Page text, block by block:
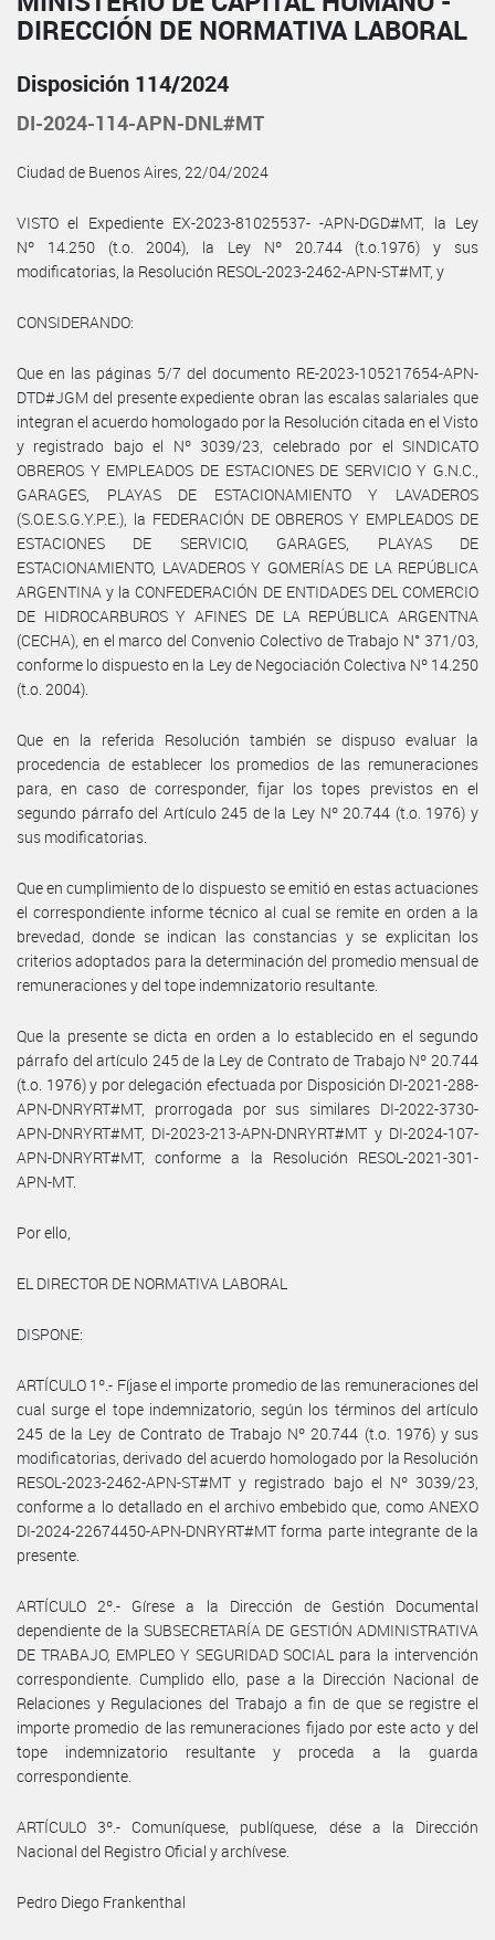
DIRECCIÓN DE NORMATIVA LABORAL
Disposición 114/2024
DI-2024-114-APN-DNL#MT
Ciudad de Buenos Aires, 22/04/2024
VISTO el Expediente EX-2023-81025537- -APN-DGD#MT, la Ley
Nº 14.250 (t.o. 2004), la Ley Nº 20.744 (t.o.1976) y sus
modificatorias, la Resolución RESOL-2023-2462-APN-ST#MT, y
CONSIDERANDO:
Que en las páginas 5/7 del documento RE-2023-105217654-APN-
DTD#JGM del presente expediente obran las escalas salariales que
integran el acuerdo homologado por la Resolución citada en el Visto
y registrado bajo el Nº 3039/23, celebrado por el SINDICATO
OBREROS Y EMPLEADOS DE ESTACIONES DE SERVICIO Y G.N.C.,
GARAGES, PLAYAS DE ESTACIONAMIENTO Y LAVADEROS
(S.O.E.S.G.Y.P.E.), la FEDERACIÓN DE OBREROS Y EMPLEADOS DE
ESTACIONES DE SERVICIO, GARAGES, PLAYAS DE
ESTACIONAMIENTO, LAVADEROS Y GOMERÍAS DE LA REPÚBLICA
ARGENTINA y la CONFEDERACIÓN DE ENTIDADES DEL COMERCIO
DE HIDROCARBUROS Y AFINES DE LA REPÚBLICA ARGENTNA
(CECHA), en el marco del Convenio Colectivo de Trabajo N° 371/03,
conforme lo dispuesto en la Ley de Negociación Colectiva Nº 14.250
(t.o. 2004).
Que en la referida Resolución también se dispuso evaluar la
procedencia de establecer los promedios de las remuneraciones
para, en caso de corresponder, fijar los topes previstos en el
segundo párrafo del Artículo 245 de la Ley Nº 20.744 (t.o. 1976) y
sus modificatorias.
Que en cumplimiento de lo dispuesto se emitió en estas actuaciones
el correspondiente informe técnico al cual se remite en orden a la
brevedad, donde se indican las constancias y se explicitan los
criterios adoptados para la determinación del promedio mensual de
remuneraciones y del tope indemnizatorio resultante.
Que la presente se dicta en orden a lo establecido en el segundo
párrafo del artículo 245 de la Ley de Contrato de Trabajo Nº 20.744
(t.o. 1976) y por delegación efectuada por Disposición DI-2021-288-
APN-DNRYRT#MT, prorrogada por sus similares DI-2022-3730-
APN-DNRYRT#MT, DI-2023-213-APN-DNRYRT#MT y DI-2024-107-
APN-DNRYRT#MT, conforme a la Resolución RESOL-2021-301-
APN-MT.
Por ello,
EL DIRECTOR DE NORMATIVA LABORAL
DISPONE:
ARTÍCULO 1º.- Fíjase el importe promedio de las remuneraciones del
cual surge el tope indemnizatorio, según los términos del artículo
245 de la Ley de Contrato de Trabajo Nº 20.744 (t.o. 1976) y sus
modificatorias, derivado del acuerdo homologado por la Resolución
RESOL-2023-2462-APN-ST#MT y registrado bajo el Nº 3039/23,
conforme a lo detallado en el archivo embebido que, como ANEXO
DI-2024-22674450-APN-DNRYRT#MT forma parte integrante de la
presente.
ARTÍCULO 2º.- Gírese a la Dirección de Gestión Documental
dependiente de la SUBSECRETARÍA DE GESTIÓN ADMINISTRATIVA
DE TRABAJO, EMPLEO Y SEGURIDAD SOCIAL para la intervención
correspondiente. Cumplido ello, pase a la Dirección Nacional de
Relaciones y Regulaciones del Trabajo a fin de que se registre el
importe promedio de las remuneraciones fijado por este acto y del
tope indemnizatorio resultante y proceda a la guarda
correspondiente.
ARTÍCULO 3º.- Comuníquese, publíquese, dése a la Dirección
Nacional del Registro Oficial y archívese.
Pedro Diego Frankenthal